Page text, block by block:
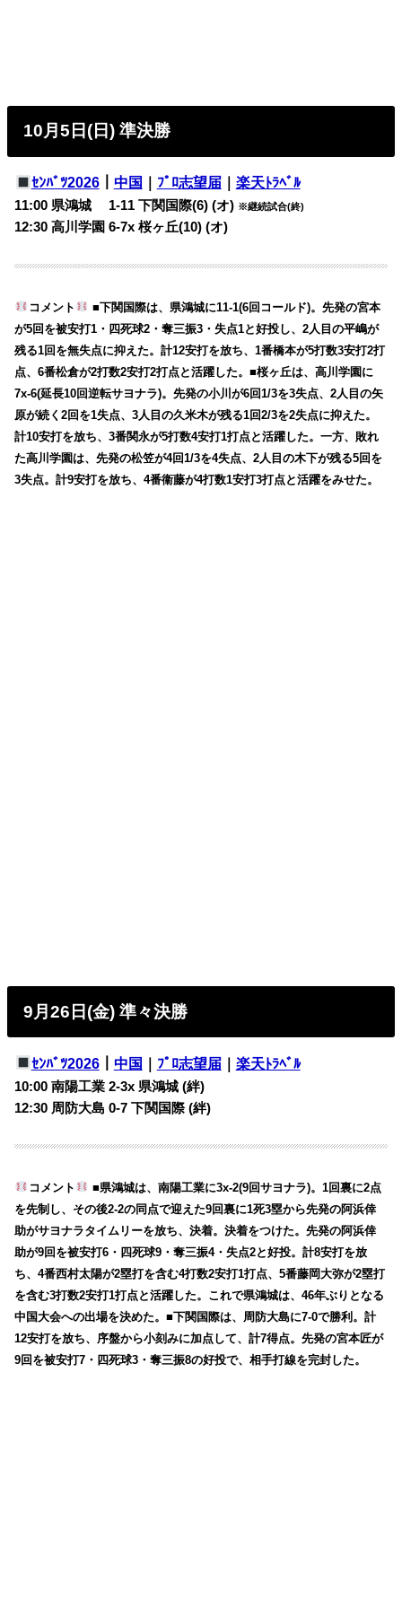
10月5日(日) 準決勝
ｾﾝﾊﾞﾂ2026｜ 中国 ﾌﾟﾛ志望届｜ 楽天ﾄﾗﾍﾞﾙ
11:00 県鴻城 1-11 下関国際(6) (オ) ※継続試合(終)
12:30 高川学園 6-7x 桜ヶ丘(10) (オ)
コメント
■下関国際は、県鴻城に11-1(6回コールド)。先発の宮本
が5回を被安打1・四死球2・奪三振3・失点1と好投し、2人目の平嶋が
残る1回を無失点に抑えた。計12安打を放ち、1番橋本が5打数3安打2打
点、6番松倉が2打数2安打2打点と活躍した。■桜ヶ丘は、高川学園に
7x-6(延長10回逆転サヨナラ)。先発の小川が6回1/3を3失点、2人目の矢
原が続く2回を1失点、3人目の久米木が残る1回2/3を2失点に抑えた。
計10安打を放ち、3番関永が5打数4安打1打点と活躍した。一方、敗れ
た高川学園は、先発の松笠が4回1/3を4失点、2人目の木下が残る5回を
3失点。計9安打を放ち、4番衞藤が4打数1安打3打点と活躍をみせた。
9月26日(金) 準々決勝
ｾﾝﾊﾞﾂ2026｜ 中国 ﾌﾟﾛ志望届｜ 楽天ﾄﾗﾍﾞﾙ
10:00 南陽工業 2-3x 県鴻城 (絆)
12:30 周防大島 0-7 下関国際 (絆)
コメント
■県鴻城は、南陽工業に3x-2(9回サヨナラ)。1回裏に2点
を先制し、その後2-2の同点で迎えた9回裏に1死3塁から先発の阿浜倖
助がサヨナラタイムリーを放ち、決着。決着をつけた。先発の阿浜倖
助が9回を被安打6・四死球9・奪三振4・失点2と好投。計8安打を放
ち、4番西村太陽が2塁打を含む4打数2安打1打点、5番藤岡大弥が2塁打
を含む3打数2安打1打点と活躍した。これで県鴻城は、46年ぶりとなる
中国大会への出場を決めた。■下関国際は、周防大島に7-0で勝利。計
12安打を放ち、序盤から小刻みに加点して、計7得点。先発の宮本匠が
9回を被安打7・四死球3・奪三振8の好投で、相手打線を完封した。